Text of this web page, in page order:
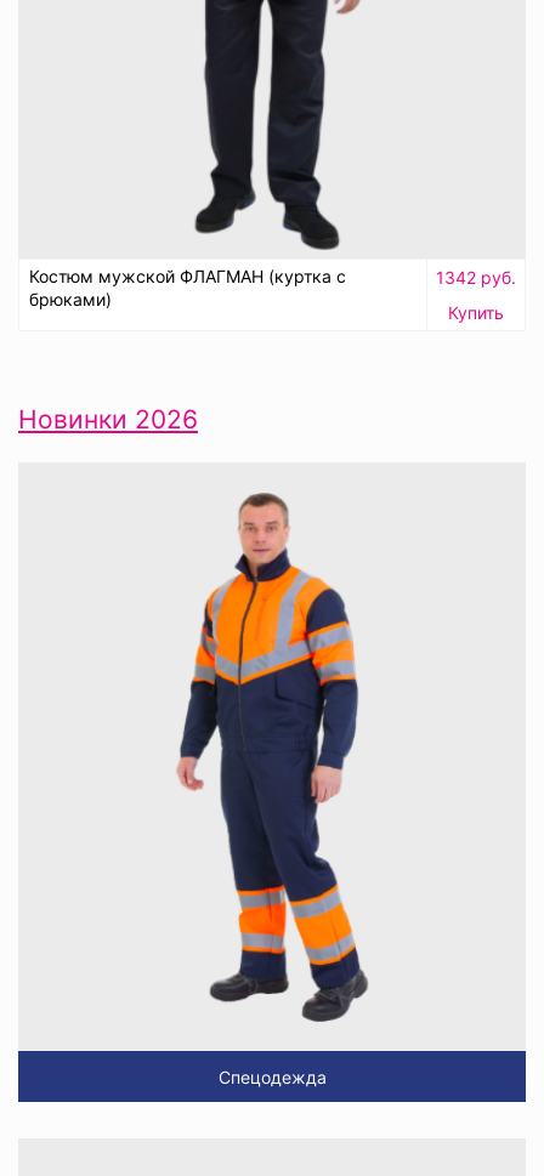
Костюм мужской ФЛАГМАН (куртка с
брюками)
1342 руб.
Купить
Новинки 2026
Спецодежда